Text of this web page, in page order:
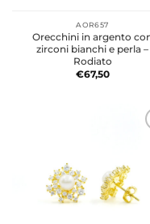
AOR657
Orecchini in argento
zirconi bianchi e perla –
Rodiato
€67,50